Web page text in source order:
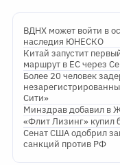
ВДНХ может войти в
наследия ЮНЕСКО
Китай запустит
маршрут в ЕС через
Более 20 человек
Сити»
Минздрав добавил в
«Флит Лизинг» купил
Сенат США одобрил
санкций против РФ